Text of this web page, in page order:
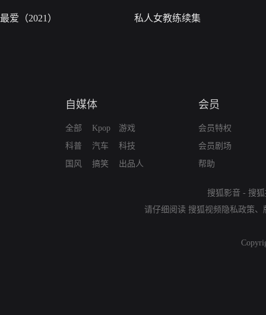
最爱（2021） 私人女教练续集
自媒体
全部
科普
国风
Kpop
汽车
搞笑
游戏
科技
出品人
会员
会员特权
会员剧场
帮助
搜狐影音 - 搜
请仔细阅读 搜狐视频隐私政策、